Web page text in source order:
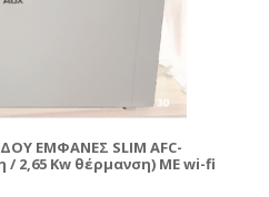
ΕΜΦΑΝΕΣ SLIM AFC-
/ 2,65 Kw θέρμανση) ME wi-fi